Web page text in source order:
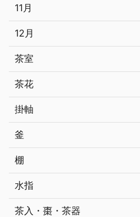
11月
12月
茶室
茶花
掛軸
釜
棚
水指
茶入・棗・茶器